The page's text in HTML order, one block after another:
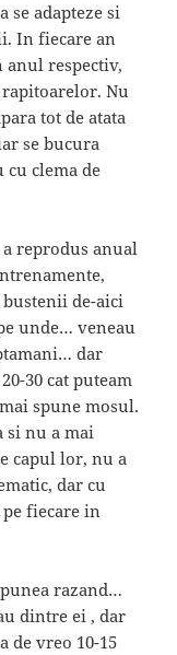
se adapteze si
In fiecare an
respectiv,
rapitoarelor. Nu
tot de atata
se bucura
cu clema de
reprodus anual
bustenii de-aici
unde… veneau
dar
30 cat puteam
spune mosul.
si nu a mai
capul lor, nu a
dar cu
fiecare in
razand…
dintre ei , dar
de vreo 10-15